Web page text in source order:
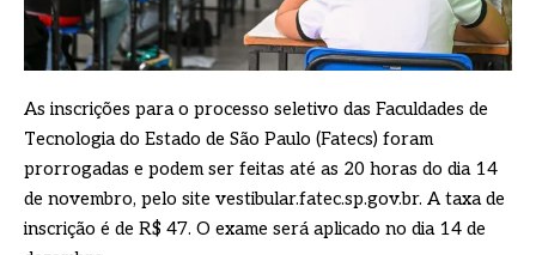
As inscrições para o processo seletivo das Faculdades de
Tecnologia do Estado de São Paulo (Fatecs) foram
prorrogadas e podem ser feitas até as 20 horas do dia 14
de novembro, pelo site vestibular.fatec.sp.gov.br. A taxa de
inscrição é de R$ 47. O exame será aplicado no dia 14 de